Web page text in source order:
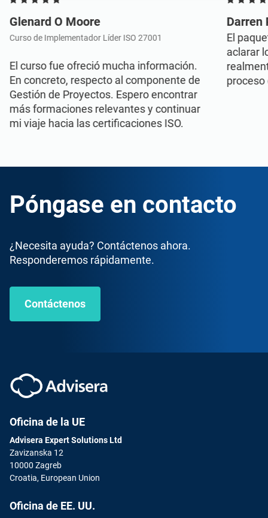
Glenard O Moore
Curso de Implementador Líder ISO 27001
El curso fue ofreció mucha información.
En concreto, respecto al componente de
Gestión de Proyectos. Espero encontrar
más formaciones relevantes y continuar
mi viaje hacia las certificaciones ISO.
Darren
El
aclarar
proceso
Póngase en contacto
¿Necesita ayuda? Contáctenos ahora.
Responderemos rápidamente.
Contáctenos
Oficina de la UE
Advisera Expert Solutions Ltd
Zavizanska 12
10000 Zagreb
Croatia, European Union
Oficina de EE. UU.